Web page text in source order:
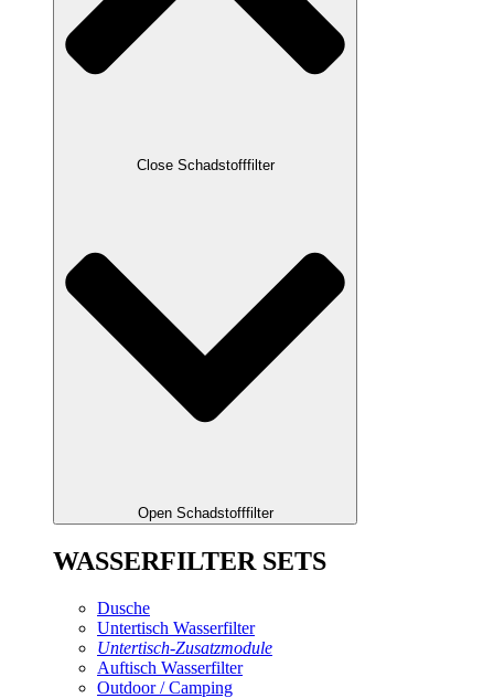
Close Schadstofffilter
Open Schadstofffilter
WASSERFILTER SETS
Dusche
Untertisch Wasserfilter
Untertisch-Zusatzmodule
Auftisch Wasserfilter
Outdoor / Camping